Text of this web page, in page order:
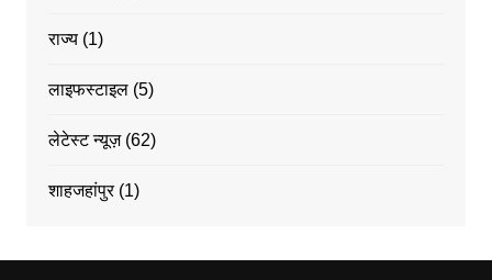
राज्य(1)
लाइफस्टाइल(5)
लेटेस्ट न्यूज़(62)
शाहजहांपुर(1)